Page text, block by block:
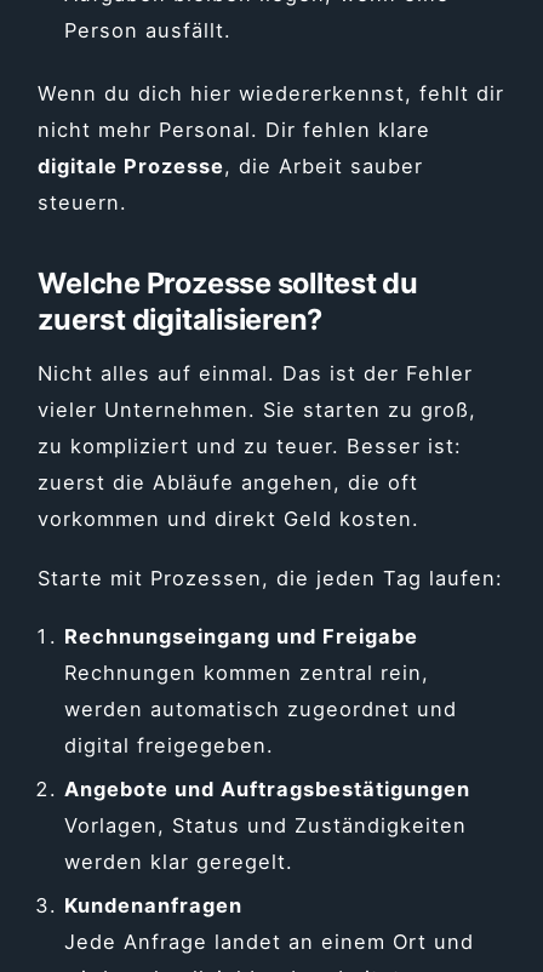
Person ausfällt.
Wenn du dich hier wiedererkennst, fehlt dir
nicht mehr Personal. Dir fehlen klare
digitale Prozesse, die Arbeit sauber
steuern.
Welche Prozesse solltest du
zuerst digitalisieren?
Nicht alles auf einmal. Das ist der Fehler
vieler Unternehmen. Sie starten zu groß,
zu kompliziert und zu teuer. Besser ist:
zuerst die Abläufe angehen, die oft
vorkommen und direkt Geld kosten.
Starte mit Prozessen, die jeden Tag laufen:
Rechnungseingang und Freigabe
Rechnungen kommen zentral rein,
werden automatisch zugeordnet und
digital freigegeben.
Angebote und Auftragsbestätigungen
Vorlagen, Status und Zuständigkeiten
werden klar geregelt.
Kundenanfragen
Jede Anfrage landet an einem Ort und